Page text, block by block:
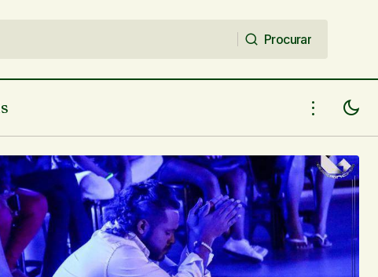
Procurar
mais uma etapa
Piauí sedia o Festival de Arte da
Malhadinha "Invasão Coreográfica"